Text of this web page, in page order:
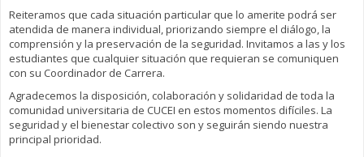
Reiteramos que cada situación particular que lo amerite podrá ser
atendida de manera individual, priorizando siempre el diálogo, la
comprensión y la preservación de la seguridad. Invitamos a las y los
estudiantes que cualquier situación que requieran se comuniquen
con su Coordinador de Carrera.
Agradecemos la disposición, colaboración y solidaridad de toda la
comunidad universitaria de CUCEI en estos momentos difíciles. La
seguridad y el bienestar colectivo son y seguirán siendo nuestra
principal prioridad.